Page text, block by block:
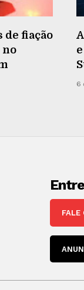
de fiação
no
6
FALE